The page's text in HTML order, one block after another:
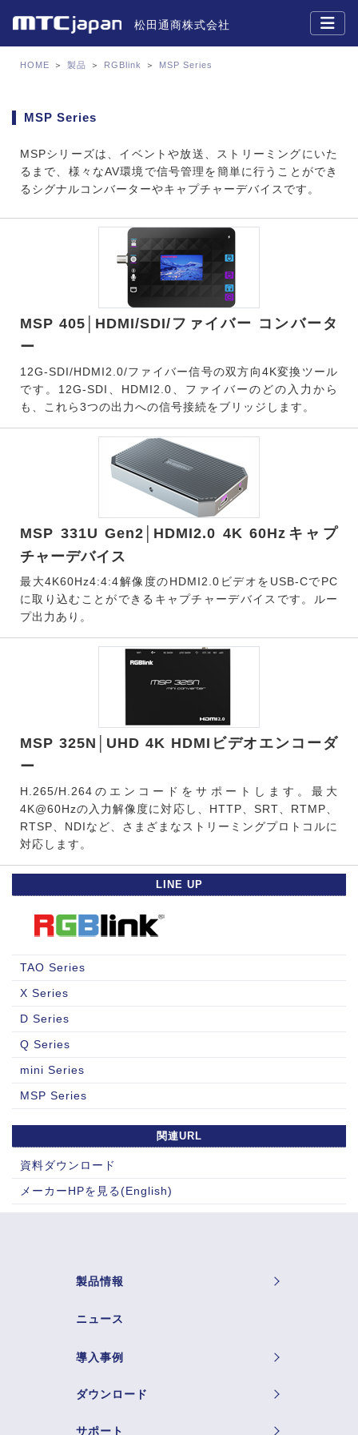
松田通商株式会社
HOME ＞ 製品 ＞ RGBlink ＞ MSP Series
MSP Series
MSPシリーズは、イベントや放送、ストリーミングにいた
るまで、様々なAV環境で信号管理を簡単に行うことができ
るシグナルコンバーターやキャプチャーデバイスです。
MSP 405│HDMI/SDI/ファイバー コンバータ
ー
12G-SDI/HDMI2.0/ファイバー信号の双方向4K変換ツール
です。12G-SDI、HDMI2.0、ファイバーのどの入力から
も、これら3つの出力への信号接続をブリッジします。
MSP 331U Gen2│HDMI2.0 4K 60Hzキャプ
チャーデバイス
最大4K60Hz4:4:4解像度のHDMI2.0ビデオをUSB-CでPC
に取り込むことができるキャプチャーデバイスです。ルー
プ出力あり。
MSP 325N│UHD 4K HDMIビデオエンコーダ
ー
H.265/H.264のエンコードをサポートします。最大
4K@60Hzの入力解像度に対応し、HTTP、SRT、RTMP、
RTSP、NDIなど、さまざまなストリーミングプロトコルに
対応します。
LINE UP
TAO Series
X Series
D Series
Q Series
mini Series
MSP Series
関連URL
資料ダウンロード
メーカーHPを見る(English)
製品情報
ニュース
導入事例
ダウンロード
サポート